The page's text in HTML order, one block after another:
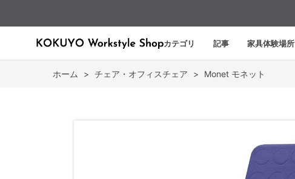
カテゴリ 記事 家具体験場所
ホーム > チェア・オフィスチェア > Monet モネット